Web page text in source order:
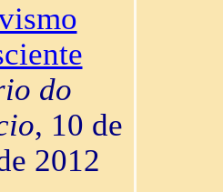
do
, 10 de
2012